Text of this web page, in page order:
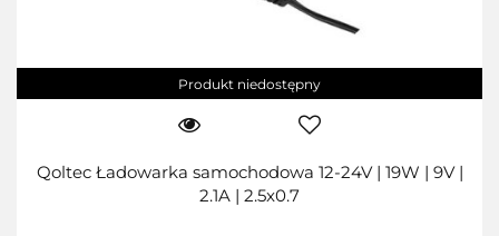
Produkt niedostępny
Qoltec Ładowarka samochodowa 12-24V | 19W | 9V |
2.1A | 2.5x0.7